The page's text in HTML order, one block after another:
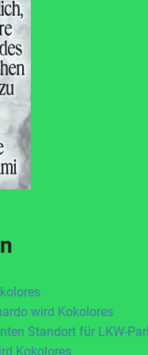
wird Kokolores
Standort für LKW-
Kokolores